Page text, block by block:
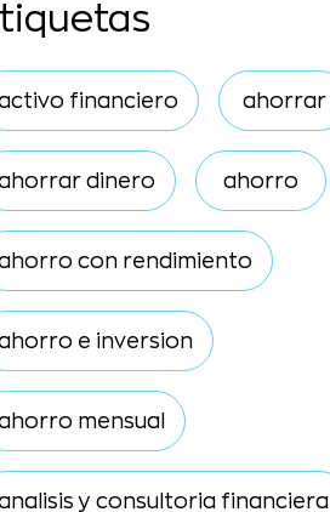
financiero ahorrar
dinero ahorro
con rendimiento
e inversion
mensual
y consultoria financiera